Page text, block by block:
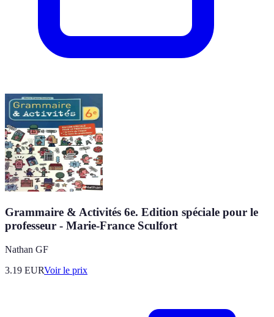
Grammaire & Activités 6e. Edition spéciale pour le
professeur - Marie-France Sculfort
Nathan GF
3.19 EURVoir le prix